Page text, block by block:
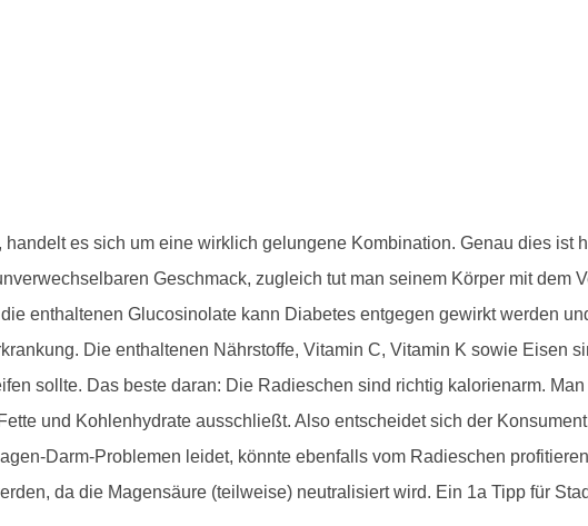
es sich um eine wirklich gelungene Kombination. Genau dies ist
Geschmack, zugleich tut man seinem Körper mit dem
enthaltenen Glucosinolate kann Diabetes entgegen gewirkt werden
Die enthaltenen Nährstoffe, Vitamin C, Vitamin K sowie Eisen
sollte. Das beste daran: Die Radieschen sind richtig kalorienarm.
und Kohlenhydrate ausschließt. Also entscheidet sich der
Darm-Problemen leidet, könnte ebenfalls vom Radieschen
da die Magensäure (teilweise) neutralisiert wird. Ein 1a Tipp für